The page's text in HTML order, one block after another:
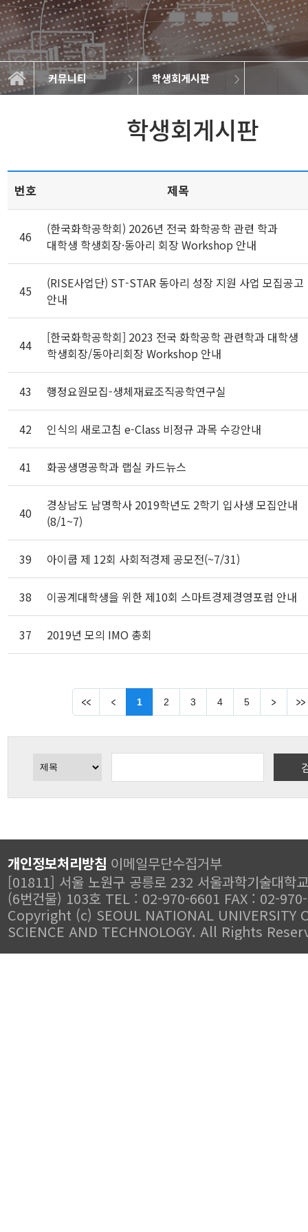
커뮤니티 학생회게시판
학과소개
교과과정
학사정보
정보광장
커뮤니티
학생회
학생회게시판
동아리
동문회
학생회게시판
번호 제목
46
(한국화학공학회) 2026년 전국 화학공학 관련 학과
대학생 학생회장·동아리 회장 Workshop 안내
45
(RISE사업단) ST-STAR 동아리 성장 지원 사업 모집공고
안내
44
[한국화학공학회] 2023 전국 화학공학 관련학과 대학생
학생회장/동아리회장 Workshop 안내
43 행정요원모집-생체재료조직공학연구실
42 인식의 새로고침 e-Class 비정규 과목 수강안내
41 화공생명공학과 랩실 카드뉴스
40
경상남도 남명학사 2019학년도 2학기 입사생 모집안내
(8/1~7)
39 아이쿱 제 12회 사회적경제 공모전(~7/31)
38 이공계대학생을 위한 제10회 스마트경제경영포럼 안내
37 2019년 모의 IMO 총회
1 2 3 4 5
개인정보처리방침 이메일무단수집거부
[01811] 서울 노원구 공릉로 232 서울과학기술대학
(6번건물) 103호 TEL : 02-970-6601 FAX : 02-
Copyright (c) SEOUL NATIONAL UNIVERSITY
SCIENCE AND TECHNOLOGY. All Rights